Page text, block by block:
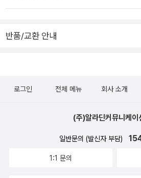
그래서 이 책은 모든 사람들에게 용기를 주는 책이며.
습관적인 생각이 될때까지 그것을 늘 떠올려야 할
으로 성공을 끌어당겨 보면 어떨까~~~
수 있는 툴 박스를 소개하고 있다나폴레
모은 책. 이들의 한결같은 목소리를 통해
길만 따라가면 반드시 성공할 수 있다는
반품/교환 안내
로그인 전체 메뉴 회사 소개
(주)알라딘커뮤니케이
일반문의 (발신자 부담)
1:1 문의